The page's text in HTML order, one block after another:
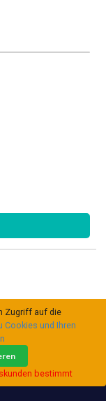
Zugriff auf die
Cookies und Ihren
bestimmt